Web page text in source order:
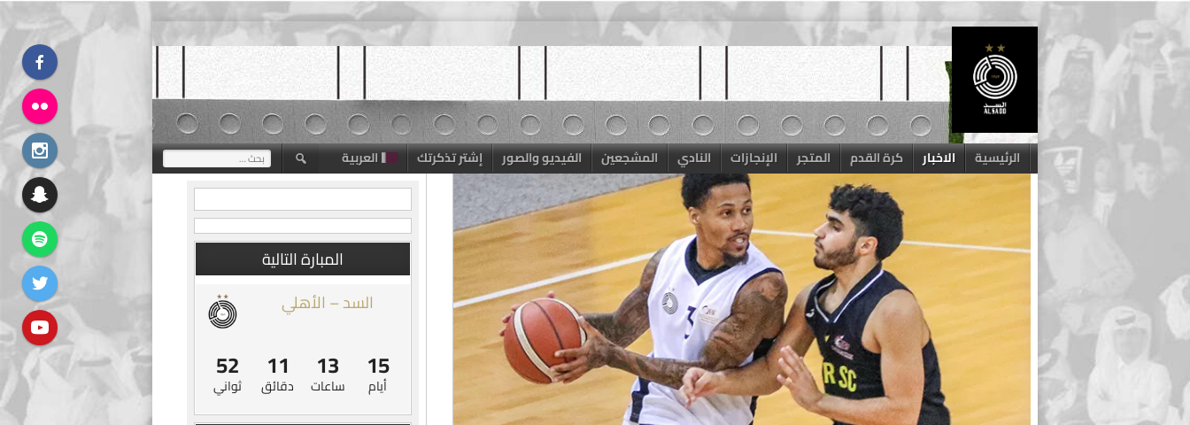
Skip
content
الرئيسية الاخبار كرة القدم المتجر الإنجازات النادي المشجعين الفيديو والصور إشتر تذكرتك العربية البحث
عن:
المبارة التالية
السد – الأهلي
15
أيام
13
ساعات
11
دقائق
52
ثواني